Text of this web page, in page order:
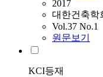
2017
대한건축학
Vol.37 No.1
원문보기
KCI등재